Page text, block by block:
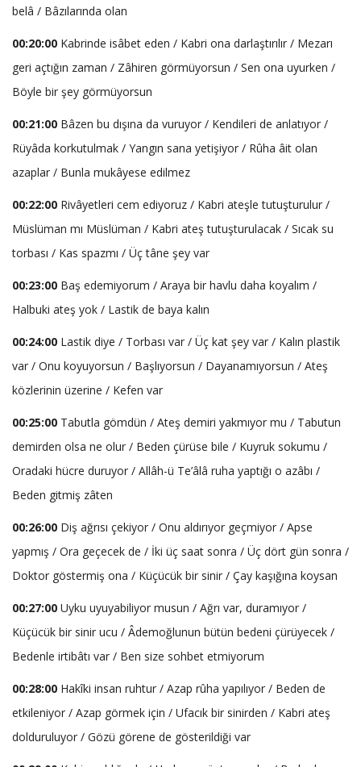
belâ / Bâzılarında olan
00:20:00 Kabrinde isâbet eden / Kabri ona darlaştırılır / Mezarı
geri açtığın zaman / Zâhiren görmüyorsun / Sen ona uyurken /
Böyle bir şey görmüyorsun
00:21:00 Bâzen bu dışına da vuruyor / Kendileri de anlatıyor /
Rüyâda korkutulmak / Yangın sana yetişiyor / Rûha âit olan
azaplar / Bunla mukâyese edilmez
00:22:00 Rivâyetleri cem ediyoruz / Kabri ateşle tutuşturulur /
Müslüman mı Müslüman / Kabri ateş tutuşturulacak / Sıcak su
torbası / Kas spazmı / Üç tâne şey var
00:23:00 Baş edemiyorum / Araya bir havlu daha koyalım /
Halbuki ateş yok / Lastik de baya kalın
00:24:00 Lastik diye / Torbası var / Üç kat şey var / Kalın plastik
var / Onu koyuyorsun / Başlıyorsun / Dayanamıyorsun / Ateş
közlerinin üzerine / Kefen var
00:25:00 Tabutla gömdün / Ateş demiri yakmıyor mu / Tabutun
demirden olsa ne olur / Beden çürüse bile / Kuyruk sokumu /
Oradaki hücre duruyor / Allâh-ü Te’âlâ ruha yaptığı o azâbı /
Beden gitmiş zâten
00:26:00 Diş ağrısı çekiyor / Onu aldırıyor geçmiyor / Apse
yapmış / Ora geçecek de / İki üç saat sonra / Üç dört gün sonra /
Doktor göstermiş ona / Küçücük bir sinir / Çay kaşığına koysan
00:27:00 Uyku uyuyabiliyor musun / Ağrı var, duramıyor /
Küçücük bir sinir ucu / Âdemoğlunun bütün bedeni çürüyecek /
Bedenle irtibâtı var / Ben size sohbet etmiyorum
00:28:00 Hakîki insan ruhtur / Azap rûha yapılıyor / Beden de
etkileniyor / Azap görmek için / Ufacık bir sinirden / Kabri ateş
dolduruluyor / Gözü görene de gösterildiği var